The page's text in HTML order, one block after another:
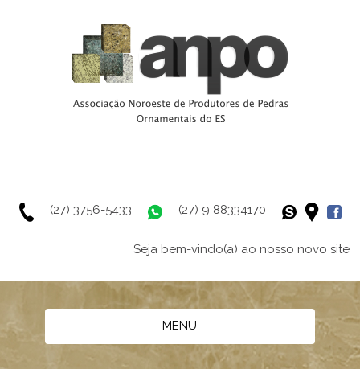
(27) 9 88334170
(27) 3756-5433
Seja bem-vindo(a) ao nosso novo site
MENU